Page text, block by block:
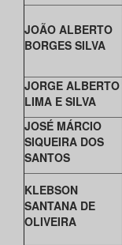
JOÃO ALBERTO
BORGES SILVA
JORGE ALBERTO
LIMA E SILVA
JOSÉ MÁRCIO
SIQUEIRA DOS
SANTOS
KLEBSON
SANTANA DE
OLIVEIRA